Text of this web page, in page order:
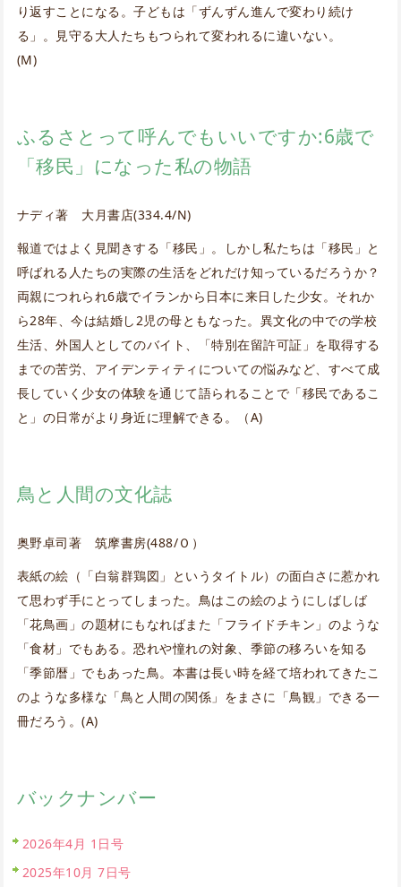
り返すことになる。子どもは「ずんずん進んで変わり続け
る」。見守る大人たちもつられて変われるに違いない。
(M)
ふるさとって呼んでもいいですか:6歳で
「移民」になった私の物語
ナディ著 大月書店(334.4/N)
報道ではよく見聞きする「移民」。しかし私たちは「移民」と
呼ばれる人たちの実際の生活をどれだけ知っているだろうか？
両親につれられ6歳でイランから日本に来日した少女。それか
ら28年、今は結婚し2児の母ともなった。異文化の中での学校
生活、外国人としてのバイト、「特別在留許可証」を取得する
までの苦労、アイデンティティについての悩みなど、すべて成
長していく少女の体験を通じて語られることで「移民であるこ
と」の日常がより身近に理解できる。（A)
鳥と人間の文化誌
奥野卓司著 筑摩書房(488/Ｏ）
表紙の絵（「白翁群鶏図」というタイトル）の面白さに惹かれ
て思わず手にとってしまった。鳥はこの絵のようにしばしば
「花鳥画」の題材にもなればまた「フライドチキン」のような
「食材」でもある。恐れや憧れの対象、季節の移ろいを知る
「季節暦」でもあった鳥。本書は長い時を経て培われてきたこ
のような多様な「鳥と人間の関係」をまさに「鳥観」できる一
冊だろう。(A)
バックナンバー
2026年4月 1日号
2025年10月 7日号